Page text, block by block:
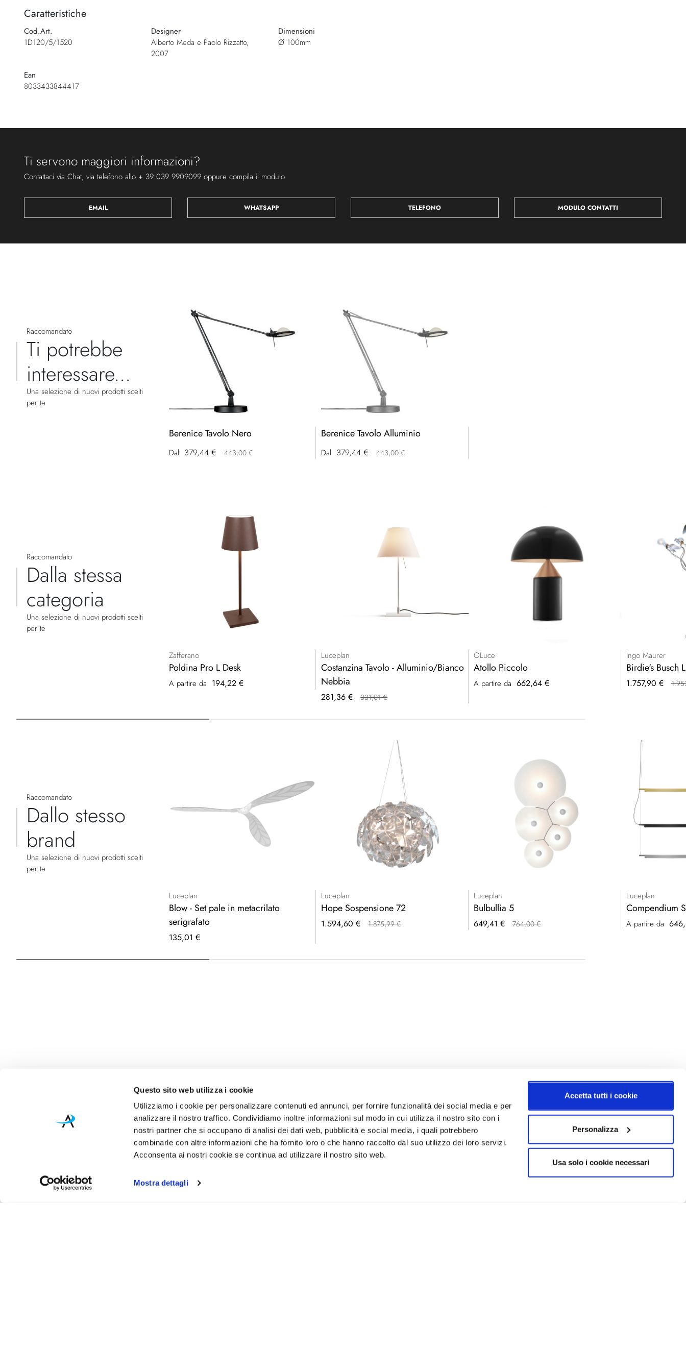
Questo sito web utilizza i cookie
Utilizziamo i cookie per personalizzare contenuti ed annunci, per fornire funzionalità dei social media e per
analizzare il nostro traffico. Condividiamo inoltre informazioni sul modo in cui utilizza il nostro sito con i
nostri partner che si occupano di analisi dei dati web, pubblicità e social media, i quali potrebbero
combinarle con altre informazioni che ha fornito loro o che hanno raccolto dal suo utilizzo dei loro servizi.
Acconsenta ai nostri cookie se continua ad utilizzare il nostro sito web.
Mostra dettagli
Accetta tutti i cookie
Personalizza
Usa solo i cookie necessari
della
di
immagini
Caratteristiche
Cod.Art.
1D120/5/1520
Designer
Alberto Meda e Paolo Rizzatto,
2007
Dimensioni
Ø 100mm
Ean
8033433844417
Ti servono maggiori informazioni?
Contattaci via Chat, via telefono allo + 39 039 9909099 oppure compila il modulo
EMAIL WHATSAPP TELEFONO MODULO CONTATTI
Raccomandato
Ti potrebbe
interessare...
Una selezione di nuovi prodotti scelti
per te
Berenice Tavolo Nero
Dal 379,44 € 443,00 €
Berenice Tavolo Alluminio
Dal 379,44 € 443,00 €
Raccomandato
Dalla stessa
categoria
Una selezione di nuovi prodotti scelti
per te
Zafferano
Poldina Pro L Desk
A partire da 194,22 €
Luceplan
Costanzina Tavolo - Alluminio/Bianco
Nebbia
Prezzo
281,36 € 331,01 €
OLuce
Atollo Piccolo
A partire da 662,64 €
Ingo Maurer
Birdie's Busch
Prezzo
1.757,90 €
Raccomandato
Dallo stesso
brand
Una selezione di nuovi prodotti scelti
per te
Luceplan
Blow - Set pale in metacrilato
serigrafato
135,01 €
Luceplan
Hope Sospensione 72
Prezzo
1.594,60 € 1.875,99 €
Luceplan
Bulbullia 5
Prezzo
649,41 € 764,00 €
Luceplan
Compendium
A partire da